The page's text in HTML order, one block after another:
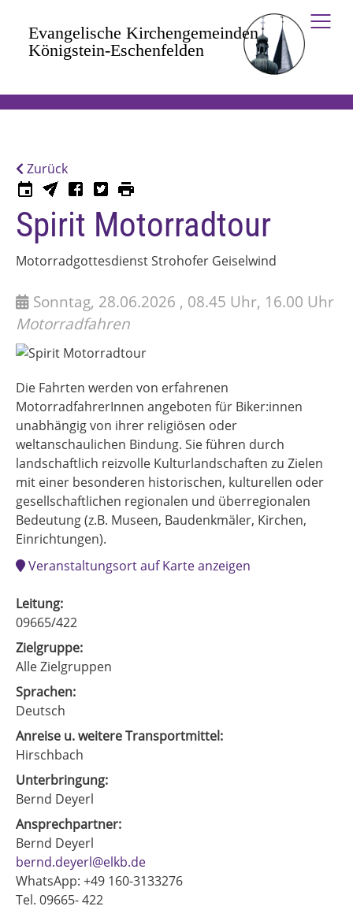
Zurück
Spirit Motorradtour
Motorradgottesdienst Strohofer Geiselwind
Sonntag, 28.06.2026 , 08.45 Uhr, 16.00 Uhr
Motorradfahren
Die Fahrten werden von erfahrenen
MotorradfahrerInnen angeboten für Biker:innen
unabhängig von ihrer religiösen oder
weltanschaulichen Bindung. Sie führen durch
landschaftlich reizvolle Kulturlandschaften zu Zielen
mit einer besonderen historischen, kulturellen oder
gesellschaftlichen regionalen und überregionalen
Bedeutung (z.B. Museen, Baudenkmäler, Kirchen,
Einrichtungen).
Veranstaltungsort auf Karte anzeigen
Leitung:
09665/422
Zielgruppe:
Alle Zielgruppen
Sprachen:
Deutsch
Anreise u. weitere Transportmittel:
Hirschbach
Unterbringung:
Bernd Deyerl
Ansprechpartner:
Bernd Deyerl
bernd.deyerl@elkb.de
WhatsApp: +49 160-3133276
Tel. 09665- 422